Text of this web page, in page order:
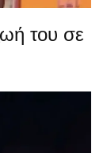
του σε